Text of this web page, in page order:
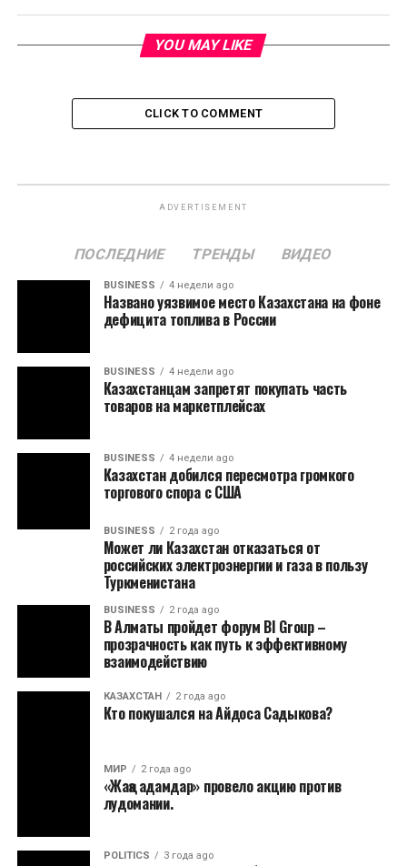
YOU MAY LIKE
CLICK TO COMMENT
ADVERTISEMENT
ПОСЛЕДНИЕ ТРЕНДЫ ВИДЕО
BUSINESS 4 недели ago
Названо уязвимое место Казахстана на фоне
дефицита топлива в России
BUSINESS 4 недели ago
Казахстанцам запретят покупать часть
товаров на маркетплейсах
BUSINESS 4 недели ago
Казахстан добился пересмотра громкого
торгового спора с США
BUSINESS 2 года ago
Может ли Казахстан отказаться от
российских электроэнергии и газа в пользу
Туркменистана
BUSINESS 2 года ago
В Алматы пройдет форум BI Group –
прозрачность как путь к эффективному
взаимодействию
КАЗАХСТАН 2 года ago
Кто покушался на Айдоса Садыкова?
МИР 2 года ago
«Жаңа адамдар» провело акцию против
лудомании.
POLITICS 3 года ago